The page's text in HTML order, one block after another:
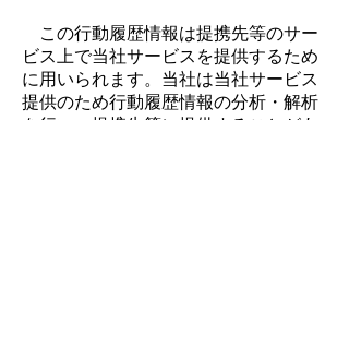
この行動履歴情報は提携先等のサー
ビス上で当社サービスを提供するため
に用いられます。当社は当社サービス
提供のため行動履歴情報の分析・解析
を行い、提携先等に提供することがあ